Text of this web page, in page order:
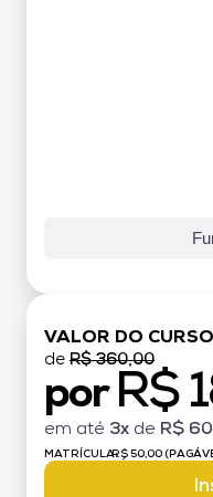
VALOR DO CURSO
de R$ 360,00
por R$
em até 3x de R$
MATRÍCULA:R$ 50,00